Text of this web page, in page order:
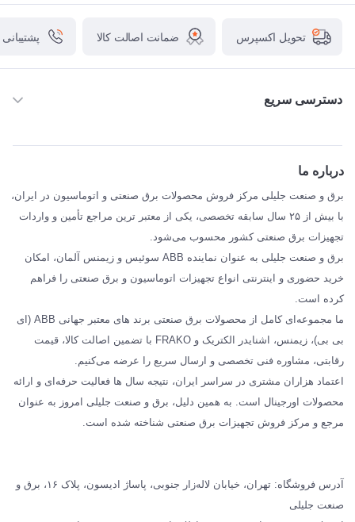
تحویل اکسپرس ضمانت اصالت کالا
دسترسی سریع
SCHNEIDER
فراکو FRAKO
مقالات تخصصی برق صنعتی
درباره ما
برق و صنعت جلیلی مرکز فروش محصولات برق صنعتی و اتوماسیون در ایران،
با بیش از ۲۵ سال سابقه تخصصی، یکی از معتبر ترین مراجع تأمین و واردات
تجهیزات برق صنعتی کشور محسوب می‌شود.
برق و صنعت جلیلی به عنوان نماینده ABB سوئیس و زیمنس آلمان، امکان
خرید حضوری و اینترنتی انواع تجهیزات اتوماسیون و برق صنعتی را فراهم
کرده است.
ما مجموعه‌ای کامل از محصولات برق صنعتی برند های معتبر جهانی ABB (ای
بی بی)، زیمنس، اشنایدر الکتریک و FRAKO با تضمین اصالت کالا، قیمت
رقابتی، مشاوره فنی تخصصی و ارسال سریع را عرضه می‌کنیم.
اعتماد هزاران مشتری در سراسر ایران، نتیجه سال ها فعالیت حرفه‌ای و ارائه
محصولات اورجینال است. به همین دلیل، برق و صنعت جلیلی امروز به عنوان
مرجع و مرکز فروش تجهیزات برق صنعتی شناخته شده است.
آدرس فروشگاه: تهران، خیابان لاله‌زار جنوبی، پاساژ ادیسون، پلاک ۱۶، برق و
صنعت جلیلی